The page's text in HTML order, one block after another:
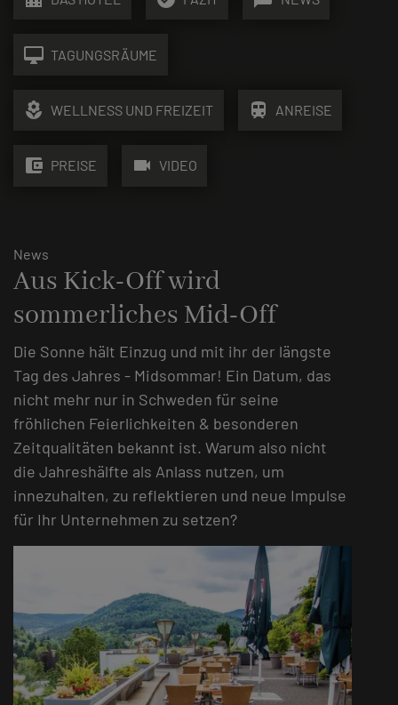
desktop_mac TAGUNGSRÄUME
local_florist WELLNESS UND FREIZEIT train ANREISE
account_balance_wallet PREISE videocam VIDEO
News
Aus Kick-Off wird
sommerliches Mid-Off
Die Sonne hält Einzug und mit ihr der längste
Tag des Jahres - Midsommar! Ein Datum, das
nicht mehr nur in Schweden für seine
fröhlichen Feierlichkeiten & besonderen
Zeitqualitäten bekannt ist. Warum also nicht
die Jahreshälfte als Anlass nutzen, um
innezuhalten, zu reflektieren und neue Impulse
für Ihr Unternehmen zu setzen?